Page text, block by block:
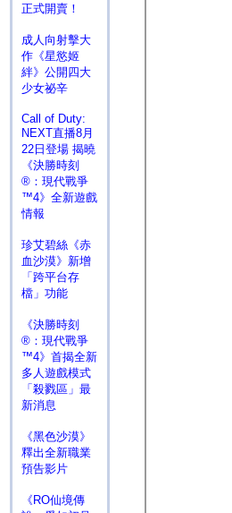
正式開賣！
成人向射擊大
作《星慾姬
絆》公開四大
少女祕辛
Call of Duty:
NEXT直播8月
22日登場 揭曉
《決勝時刻
®：現代戰爭
™4》全新遊戲
情報
珍艾碧絲《赤
血沙漠》新增
「跨平台存
檔」功能
《決勝時刻
®：現代戰爭
™4》首揭全新
多人遊戲模式
「殺戮區」最
新消息
《黑色沙漠》
釋出全新職業
預告影片
《RO仙境傳